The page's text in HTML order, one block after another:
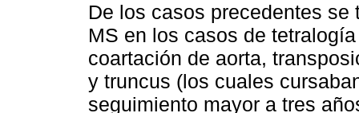
De los casos precedentes
MS en los casos de
coartación de aorta,
y truncus (los cuales
seguimiento mayor a tres